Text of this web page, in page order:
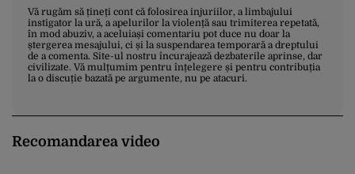
Vă rugăm să țineți cont că folosirea injuriilor, a limbajului
instigator la ură, a apelurilor la violență sau trimiterea repetată,
în mod abuziv, a aceluiași comentariu pot duce nu doar la
ștergerea mesajului, ci și la suspendarea temporară a dreptului
de a comenta. Site-ul nostru încurajează dezbaterile aprinse, dar
civilizate. Vă mulțumim pentru înțelegere și pentru contribuția
la o discuție bazată pe argumente, nu pe atacuri.
Recomandarea video